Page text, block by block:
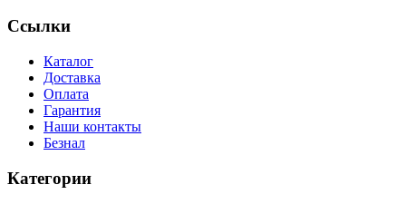
Ссылки
Каталог
Доставка
Оплата
Гарантия
Наши контакты
Безнал
Категории